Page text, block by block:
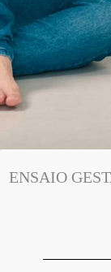
ENSAIO